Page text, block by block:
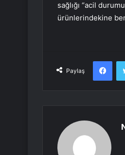
sağlığı “acil
ürünlerindekine
Paylaş